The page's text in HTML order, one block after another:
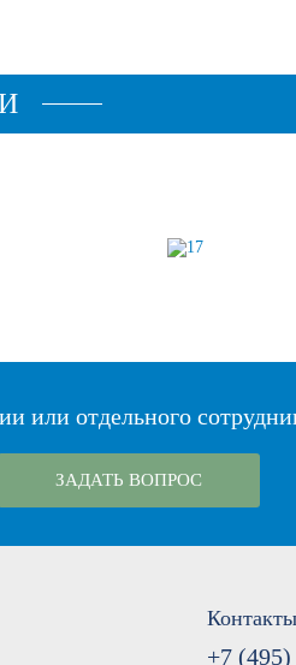
или отдельного
ЗАДАТЬ ВОПРОС
Контакты
+7